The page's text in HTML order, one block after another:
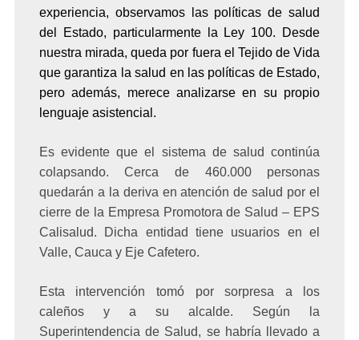
experiencia, observamos las políticas de salud
del Estado, particularmente la Ley 100. Desde
nuestra mirada, queda por fuera el Tejido de Vida
que garantiza la salud en las políticas de Estado,
pero además, merece analizarse en su propio
lenguaje asistencial.
Es evidente que el sistema de salud continúa
colapsando. Cerca de 460.000 personas
quedarán a la deriva en atención de salud por el
cierre de la Empresa Promotora de Salud – EPS
Calisalud. Dicha entidad tiene usuarios en el
Valle, Cauca y Eje Cafetero.
Esta intervención tomó por sorpresa a los
caleños y a su alcalde. Según la
Superintendencia de Salud, se habría llevado a